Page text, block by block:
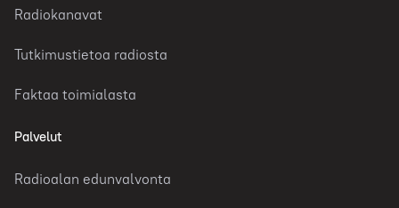
Radiokanavat
Tutkimustietoa radiosta
Faktaa toimialasta
Palvelut
Radioalan edunvalvonta